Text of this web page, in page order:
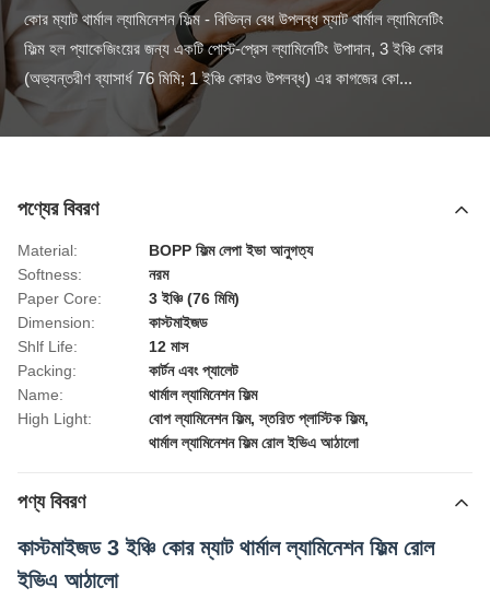
কোর ম্যাট থার্মাল ল্যামিনেশন ফিল্ম - বিভিন্ন বেধ উপলব্ধ ম্যাট থার্মাল ল্যামিনেটিং
ফিল্ম হল প্যাকেজিংয়ের জন্য একটি পোস্ট-প্রেস ল্যামিনেটিং উপাদান, 3 ইঞ্চি কোর
(অভ্যন্তরীণ ব্যাসার্ধ 76 মিমি; 1 ইঞ্চি কোরও উপলব্ধ) এর কাগজের কো...
পণ্যের বিবরণ
Material:
BOPP ফিল্ম লেপা ইভা আনুগত্য
Softness:
নরম
Paper Core:
3 ইঞ্চি (76 মিমি)
Dimension:
কাস্টমাইজড
Shlf Life:
12 মাস
Packing:
কার্টন এবং প্যালেট
Name:
থার্মাল ল্যামিনেশন ফিল্ম
High Light:
বোপ ল্যামিনেশন ফিল্ম,স্তরিত প্লাস্টিক ফিল্ম,
থার্মাল ল্যামিনেশন ফিল্ম রোল ইভিএ আঠালো
পণ্য বিবরণ
কাস্টমাইজড 3 ইঞ্চি কোর ম্যাট থার্মাল ল্যামিনেশন ফিল্ম রোল
ইভিএ আঠালো